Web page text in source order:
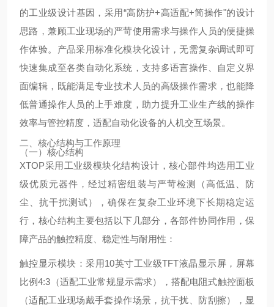
的工业级设计基因，采用“高防护+高适配+简操作"的设计
思路，兼顾工业现场的严苛使用需求与操作人员的便捷操
作体验。产品采用标准化模块化设计，无需复杂调试即可
快速集成至各类自动化系统，支持多语言操作、自定义界
面编辑，既能满足专业技术人员的高级操作需求，也能降
低普通操作人员的上手难度，助力提升工业生产线的操作
效率与管控精度，适配自动化设备的人机交互场景。
二、核心结构与工作原理
（一）核心结构
XTOP采用工业级模块化结构设计，核心部件均选用工业
级优质元器件，经过精密组装与严苛检测（高低温、防
尘、抗干扰测试），确保在复杂工业环境下长期稳定运
行，核心结构主要包括以下几部分，各部件协同作用，保
障产品的触控精度、稳定性与耐用性：
触控显示模块：采用10英寸工业级TFT液晶显示屏，屏幕
比例4:3（适配工业常规显示需求），搭配电阻式触控面板
（适配工业现场戴手套操作场景，抗干扰、防刮擦），显